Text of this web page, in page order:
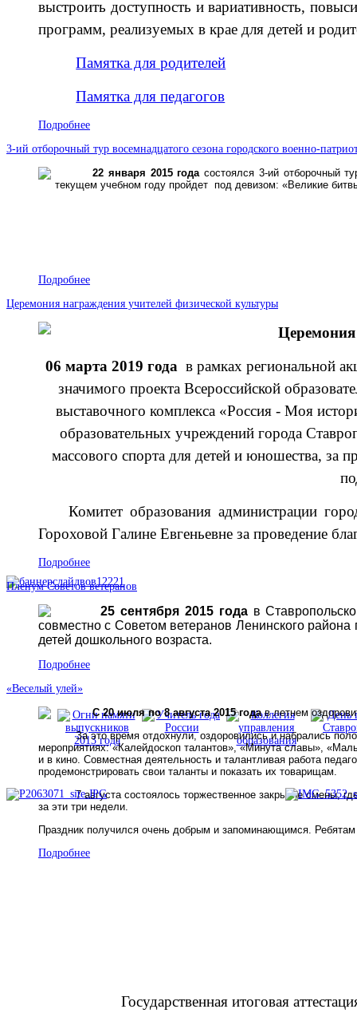
выстроить доступность и вариативность,
программ, реализуемых в крае для детей и
Памятка для родителей
Памятка для педагогов
Подробнее
3-ий отборочный тур восемнадцатого сезона городского военно-
22 января 2015 годасостоялся 3-ий отборочный
текущем учебном году пройдет под девизом: «Великие
Подробнее
Церемония награждения учителей физической культуры
06 марта 2019 года в рамках региональной
значимого проекта Всероссийской
выставочного комплекса «Россия - Моя
образовательных учреждений города
массового спорта для детей и юношества, за
Комитет образования администрации
Гороховой Галине Евгеньевне за проведение
Подробнее
Пленум Советов ветеранов
25 сентября 2015 годав
совместно с Советом ветеранов Ленинского
детей дошкольного возраста.
Подробнее
«Веселый улей»
С 20 июля по 8 августа 2015 годав летнем
За это время отдохнули, оздоровились и набрались
мероприятиях: «Калейдоскоп талантов», «Минута славы»,
и в кино. Совместная деятельность и талантливая работа
продемонстрировать свои таланты и показать их товарищам.
7 августа состоялось торжественное закрытие смены,
за эти три недели.
Праздник получился очень добрым и запоминающимся.
Подробнее
Государственная итоговая